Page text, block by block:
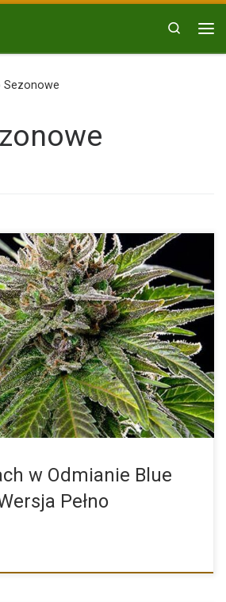
Search
Sezonowe
Seeds to wyjątkowa odmiana
w Odmianie Blue
Pełno